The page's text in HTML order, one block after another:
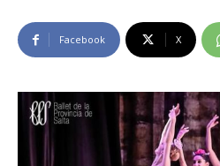
Facebook X